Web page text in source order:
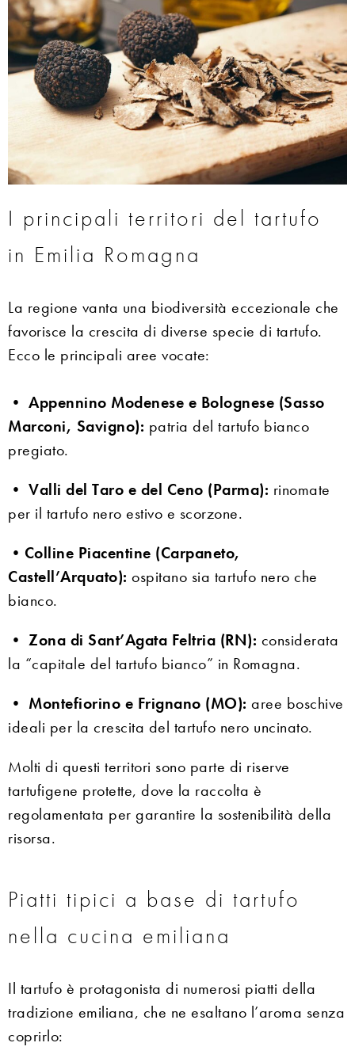
I principali territori del tartufo
in Emilia Romagna
La regione vanta una biodiversità eccezionale che
favorisce la crescita di diverse specie di tartufo.
Ecco le principali aree vocate:
• Appennino Modenese e Bolognese (Sasso
Marconi, Savigno): patria del tartufo bianco
pregiato.
• Valli del Taro e del Ceno (Parma): rinomate
per il tartufo nero estivo e scorzone.
• Colline Piacentine (Carpaneto,
Castell’Arquato): ospitano sia tartufo nero che
bianco.
• Zona di Sant’Agata Feltria (RN): considerata
la “capitale del tartufo bianco” in Romagna.
• Montefiorino e Frignano (MO): aree boschive
ideali per la crescita del tartufo nero uncinato.
Molti di questi territori sono parte di riserve
tartufigene protette, dove la raccolta è
regolamentata per garantire la sostenibilità della
risorsa.
Piatti tipici a base di tartufo
nella cucina emiliana
Il tartufo è protagonista di numerosi piatti della
tradizione emiliana, che ne esaltano l’aroma senza
coprirlo: